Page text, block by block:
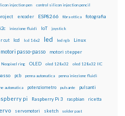
injection pen control silicon injection pencil
encoder ESP8266 fibra ottica fotografia
i2c iniezione fluidi IoT joystick
cut lcd lcd 16x2 led led rgb Linux
motori passo-passo motori stepper
Neopixel ring OLED oled 128x32 oled 128x32 IIC
pcb penna automatica penna iniezione fluidi
automatica potenziometro pulsante pulsanti
pi Raspberry Pi 3 raspbian ricetta
servomotori sketch solder past